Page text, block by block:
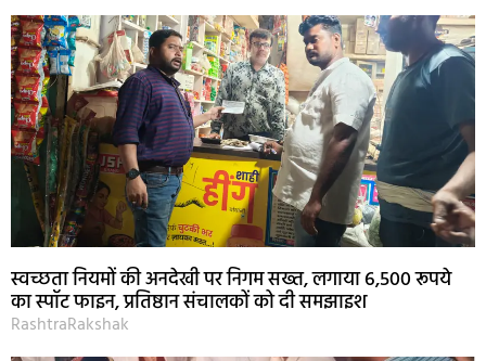
स्वच्छता नियमों की अनदेखी पर निगम सख्त, लगाया 6,500 रूपये
का स्पॉट फाइन, प्रतिष्ठान संचालकों को दी समझाइश
RashtraRakshak